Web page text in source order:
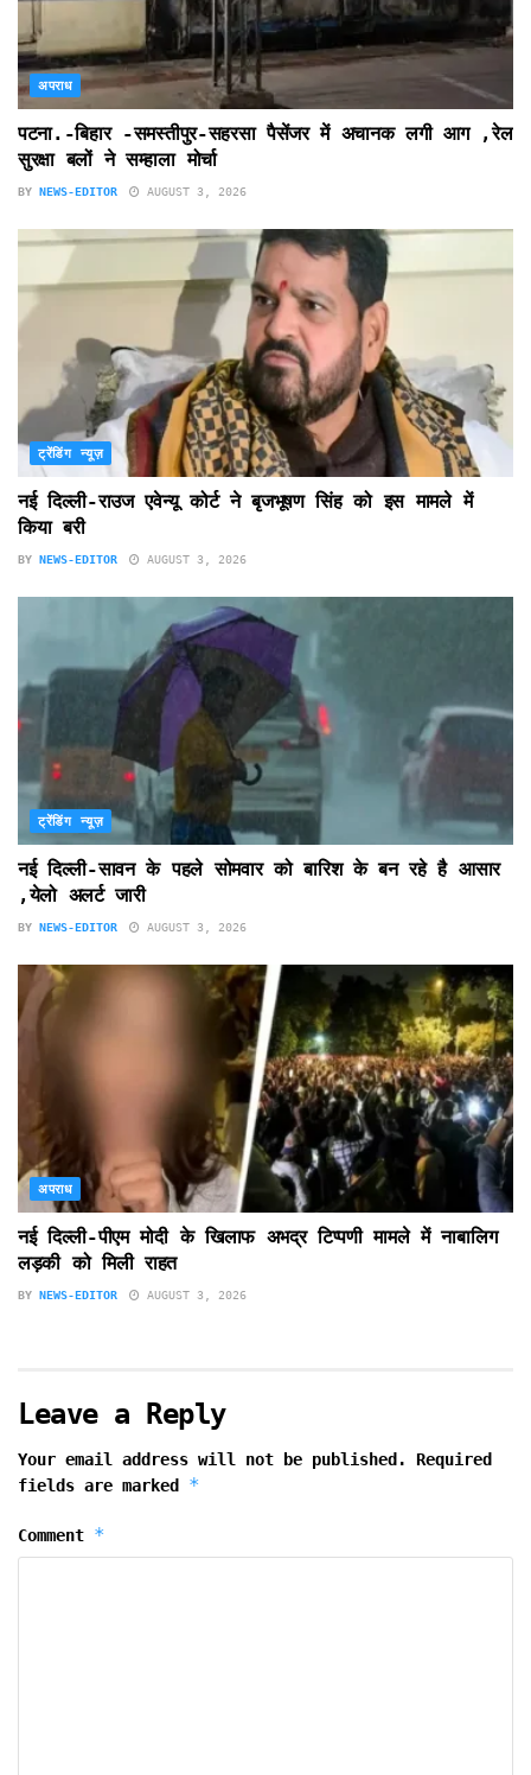
अपराध
पटना.-बिहार -समस्तीपुर-सहरसा पैसेंजर में अचानक लगी आग ,रेल
सुरक्षा बलों ने सम्हाला मोर्चा
BY NEWS-EDITOR AUGUST 3, 2026
ट्रेंडिंग न्यूज़
नई दिल्ली-राउज एवेन्यू कोर्ट ने बृजभूषण सिंह को इस मामले में
किया बरी
BY NEWS-EDITOR AUGUST 3, 2026
ट्रेंडिंग न्यूज़
नई दिल्ली-सावन के पहले सोमवार को बारिश के बन रहे है आसार
,येलो अलर्ट जारी
BY NEWS-EDITOR AUGUST 3, 2026
अपराध
नई दिल्ली-पीएम मोदी के खिलाफ अभद्र टिप्पणी मामले में नाबालिग
लड़की को मिली राहत
BY NEWS-EDITOR AUGUST 3, 2026
Leave a Reply
Your email address will not be published.
Required
fields are marked *
Comment *